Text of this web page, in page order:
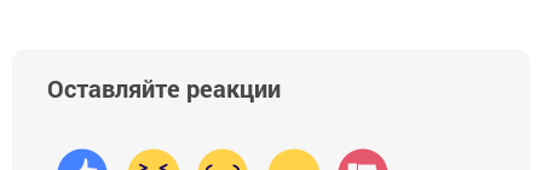
Оставляйте реакции